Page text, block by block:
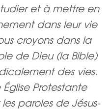
et à mettre en
dans leur vie
croyons dans la
de Dieu (la Bible)
des vies.
Protestante
paroles de Jésus-